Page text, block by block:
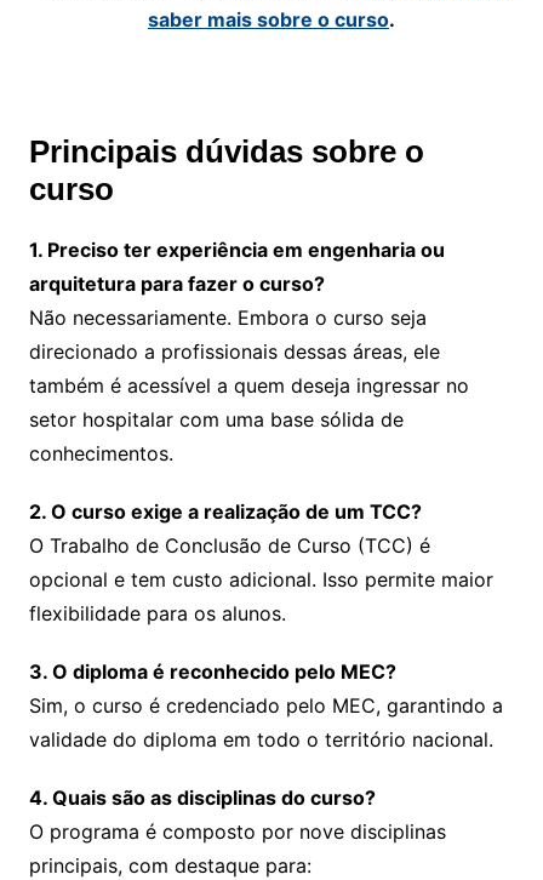
saber mais sobre o curso.
Principais dúvidas sobre o
curso
1. Preciso ter experiência em engenharia ou
arquitetura para fazer o curso?
Não necessariamente. Embora o curso seja
direcionado a profissionais dessas áreas, ele
também é acessível a quem deseja ingressar no
setor hospitalar com uma base sólida de
conhecimentos.
2. O curso exige a realização de um TCC?
O Trabalho de Conclusão de Curso (TCC) é
opcional e tem custo adicional. Isso permite maior
flexibilidade para os alunos.
3. O diploma é reconhecido pelo MEC?
Sim, o curso é credenciado pelo MEC, garantindo a
validade do diploma em todo o território nacional.
4. Quais são as disciplinas do curso?
O programa é composto por nove disciplinas
principais, com destaque para: